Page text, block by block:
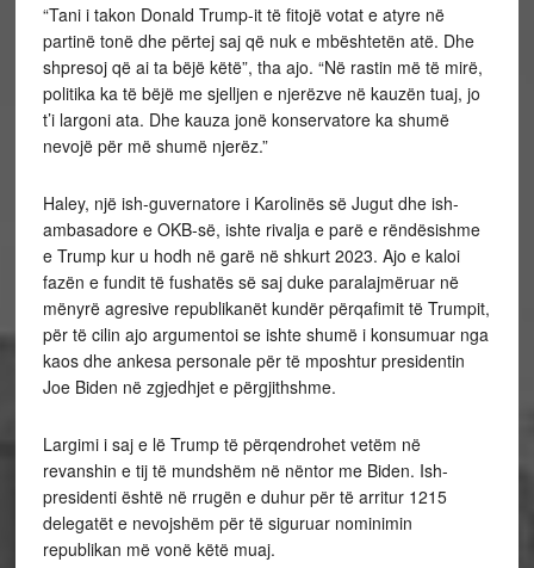
“Tani i takon Donald Trump-it të fitojë votat e atyre në
partinë tonë dhe përtej saj që nuk e mbështetën atë. Dhe
shpresoj që ai ta bëjë këtë”, tha ajo. “Në rastin më të mirë,
politika ka të bëjë me sjelljen e njerëzve në kauzën tuaj, jo
t’i largoni ata. Dhe kauza jonë konservatore ka shumë
nevojë për më shumë njerëz.”
Haley, një ish-guvernatore i Karolinës së Jugut dhe ish-
ambasadore e OKB-së, ishte rivalja e parë e rëndësishme
e Trump kur u hodh në garë në shkurt 2023. Ajo e kaloi
fazën e fundit të fushatës së saj duke paralajmëruar në
mënyrë agresive republikanët kundër përqafimit të Trumpit,
për të cilin ajo argumentoi se ishte shumë i konsumuar nga
kaos dhe ankesa personale për të mposhtur presidentin
Joe Biden në zgjedhjet e përgjithshme.
Largimi i saj e lë Trump të përqendrohet vetëm në
revanshin e tij të mundshëm në nëntor me Biden. Ish-
presidenti është në rrugën e duhur për të arritur 1215
delegatët e nevojshëm për të siguruar nominimin
republikan më vonë këtë muaj.